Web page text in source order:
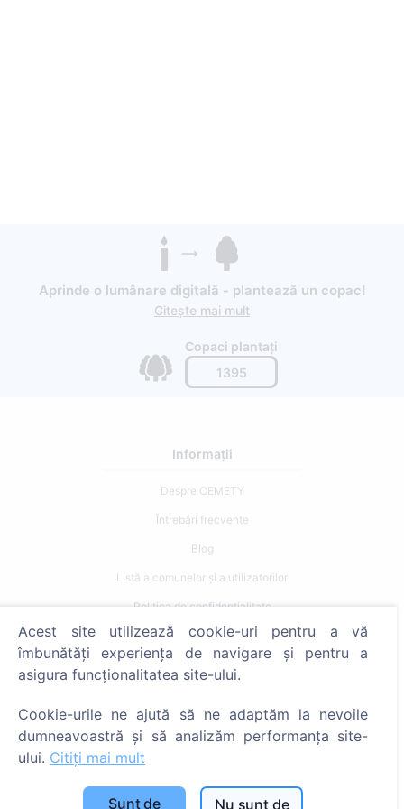
Aprinde o lumânare digitală - plantează un copac!
Citește mai mult
Copaci plantați
1395
Informații
Despre CEMETY
Întrebări frecvente
Blog
Listă a comunelor și a utilizatorilor
Politica de confidențialitate
Politica de plăți
Setări cookie-uri
Caută decedați
Acest site utilizează cookie-uri pentru a vă
îmbunătăți experiența de navigare și pentru a
asigura funcționalitatea site-ului.
Cookie-urile ne ajută să ne adaptăm la nevoile
dumneavoastră și să analizăm performanța site-
ului. Citiți mai mult
Sunt de
Nu sunt de